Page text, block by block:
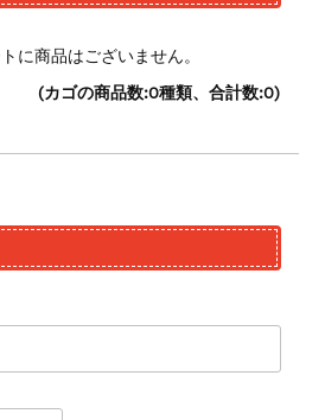
に商品はございません。
(カゴの商品数:0種類、合計数:0)